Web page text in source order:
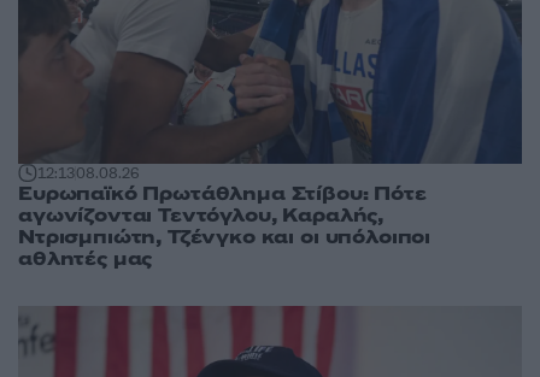
12:1308.08.26
Ευρωπαϊκό Πρωτάθλημα Στίβου: Πότε
αγωνίζονται Τεντόγλου, Καραλής,
Ντρισμπιώτη, Τζένγκο και οι υπόλοιποι
αθλητές μας